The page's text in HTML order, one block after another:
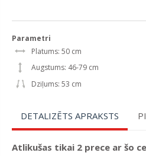
Parametri
Platums: 50 cm
Augstums: 46-79 cm
Dziļums: 53 cm
DETALIZĒTS APRAKSTS
Atlikušas tikai 2 prece ar šo